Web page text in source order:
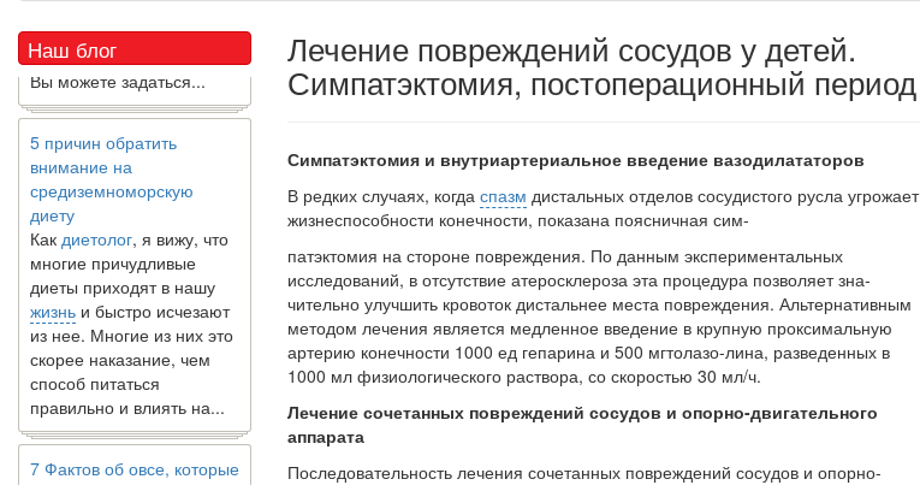
Наш блог
образом простудились.
Вы можете задаться...
5 причин обратить
внимание на
средиземноморскую
диету
Какдиетолог
многие причудливые
диеты приходят в нашу
жизньи быстро исчезают
из нее. Многие из них это
скорее наказание, чем
способ питаться
правильно и влиять на...
7 Фактов об овсе, которые
могут вас удивить
Лечение повреждений сосудов у детей.
Симпатэктомия, постоперационный период
Симпатэктомия и внутриартериальное введение вазодилататоров
В редких случаях, когда спазм дистальных отделов сосудистого русла угрожает
жизнеспособности конечности, показана поясничная сим-
патэктомия на стороне повреждения. По данным экспериментальных
исследований, в отсутствие атеросклероза эта процедура позволяет зна­
чительно улучшить кровоток дистальнее места повреждения. Альтер­нативным
методом лечения является медленное введение в крупную проксимальную
артерию конечности 1000 ед гепарина и 500 мгтолазо-лина, разведенных в
1000 мл физиологического раствора, со скоростью 30 мл/ч.
Лечение сочетанных повреждений сосудов и опорно-двигательного
аппарата
Последовательность лечения сочетанных повреждений сосудов и опор­но-